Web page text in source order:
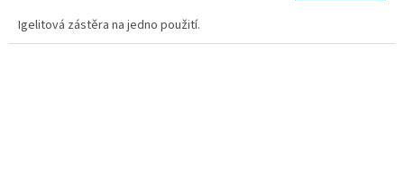
5
Igelitová zástěra na jedno použití.